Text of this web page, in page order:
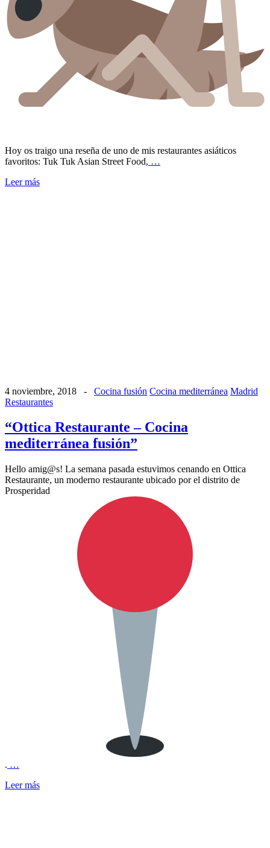
Hoy os traigo una reseña de uno de mis restaurantes asiáticos
favoritos: Tuk Tuk Asian Street Food, …
Leer más
4 noviembre, 2018 - Cocina fusión Cocina mediterránea Madrid
Restaurantes
“Ottica Restaurante – Cocina
mediterránea fusión”
Hello amig@s! La semana pasada estuvimos cenando en Ottica
Restaurante, un moderno restaurante ubicado por el distrito de
Prosperidad
. …
Leer más